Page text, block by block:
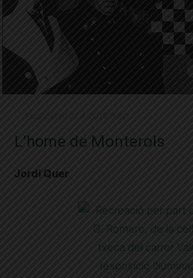
L’home de Monterols
Jordi Quer